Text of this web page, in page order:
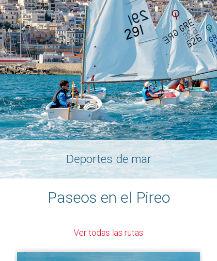
Deportes de mar
Paseos en el Pireo
Ver todas las rutas